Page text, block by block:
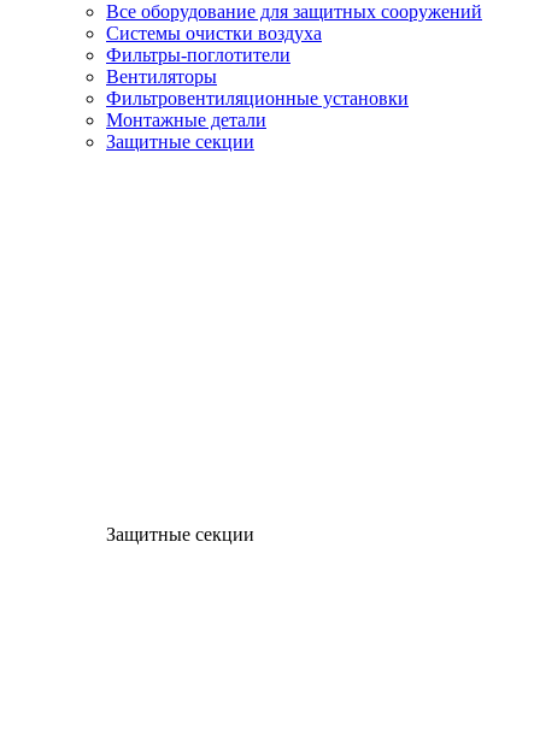
Все оборудование для защитных сооружений
Системы очистки воздуха
Фильтры-поглотители
Вентиляторы
Фильтровентиляционные установки
Монтажные детали
Защитные секции
Защитные секции